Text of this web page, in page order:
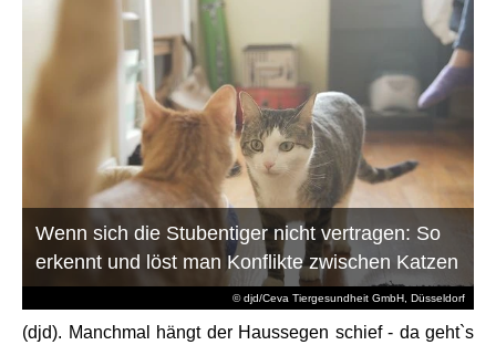
© djd/Ceva Tiergesundheit GmbH, Düsseldorf
Wenn sich die Stubentiger nicht vertragen: So
erkennt und löst man Konflikte zwischen Katzen
(djd). Manchmal hängt der Haussegen schief - da geht`s